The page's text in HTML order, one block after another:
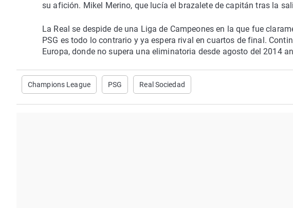
su afición. Mikel Merino, que lucía el brazalete de capitán tras la
La Real se despide de una Liga de Campeones en la que fue
PSG es todo lo contrario y ya espera rival en cuartos de final.
Europa, donde no supera una eliminatoria desde agosto del 2014
Champions League PSG Real Sociedad